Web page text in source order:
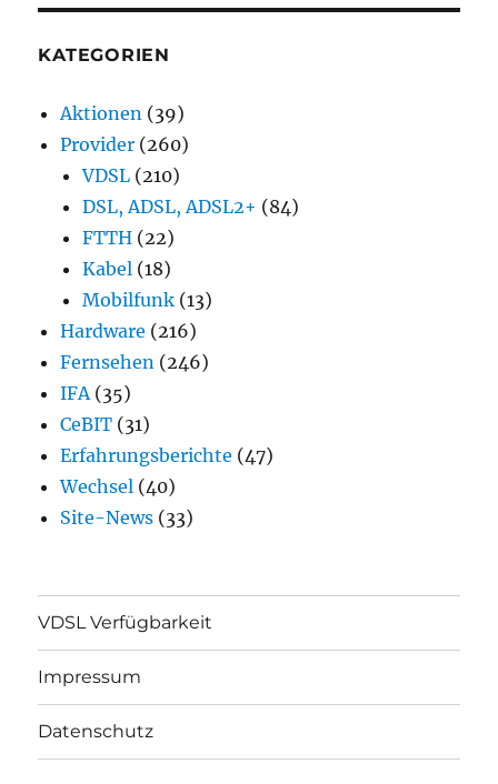
KATEGORIEN
Aktionen (39)
Provider (260)
VDSL (210)
DSL, ADSL, ADSL2+ (84)
FTTH (22)
Kabel (18)
Mobilfunk (13)
Hardware (216)
Fernsehen (246)
IFA (35)
CeBIT (31)
Erfahrungsberichte (47)
Wechsel (40)
Site-News (33)
VDSL Verfügbarkeit
Impressum
Datenschutz